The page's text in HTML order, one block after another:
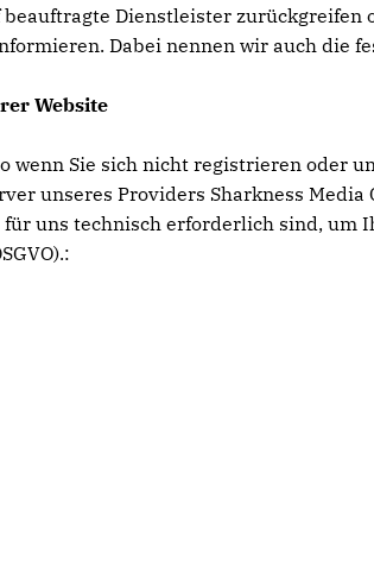
Dienstleister
Dabei nennen wir auch die
Website
wenn Sie sich nicht registrieren
unseres Providers Sharkness
uns technisch erforderlich sind,